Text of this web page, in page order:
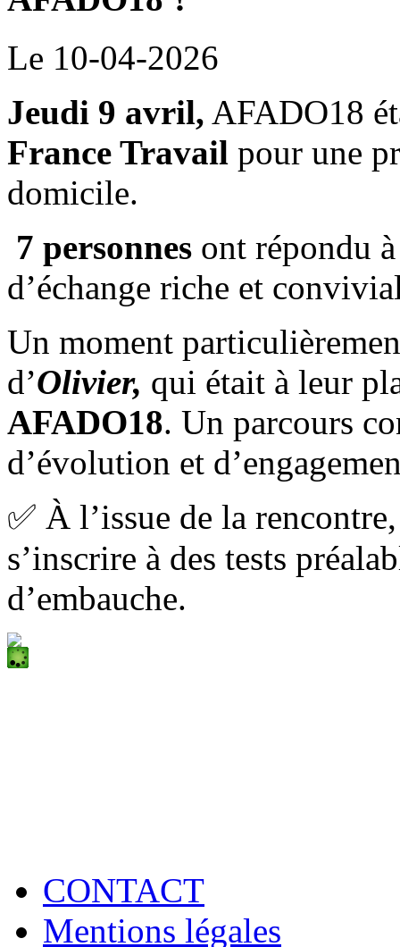
Le 10-04-2026
Jeudi 9 avril, AFADO18
France Travail pour une
domicile.
7 personnes ont répondu
d’échange riche et
Un moment
d’Olivier, qui était à leur
AFADO18. Un parcours
d’évolution et
✅ À l’issue de la
s’inscrire à des tests
d’embauche.
CONTACT
Mentions légales